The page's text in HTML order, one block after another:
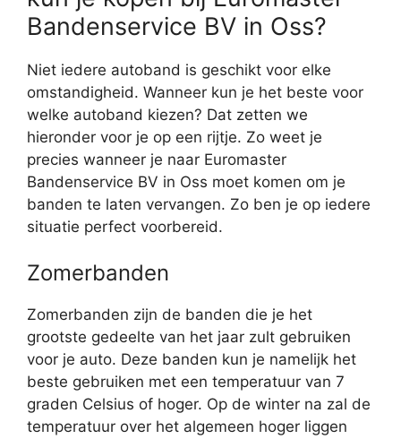
Bandenservice BV in Oss?
Niet iedere autoband is geschikt voor elke
omstandigheid. Wanneer kun je het beste voor
welke autoband kiezen? Dat zetten we
hieronder voor je op een rijtje. Zo weet je
precies wanneer je naar Euromaster
Bandenservice BV in Oss moet komen om je
banden te laten vervangen. Zo ben je op iedere
situatie perfect voorbereid.
Zomerbanden
Zomerbanden zijn de banden die je het
grootste gedeelte van het jaar zult gebruiken
voor je auto. Deze banden kun je namelijk het
beste gebruiken met een temperatuur van 7
graden Celsius of hoger. Op de winter na zal de
temperatuur over het algemeen hoger liggen